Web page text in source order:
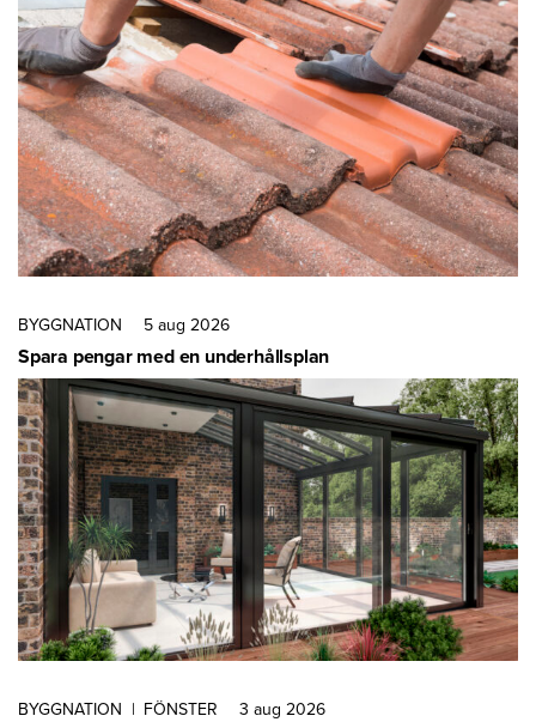
BYGGNATION 5 aug 2026
Spara pengar med en underhållsplan
BYGGNATION | FÖNSTER 3 aug 2026